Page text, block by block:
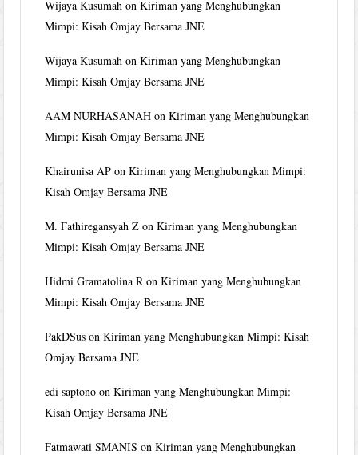
Wijaya Kusumah onKiriman yang Menghubungkan
Mimpi: Kisah Omjay Bersama JNE
Wijaya Kusumah onKiriman yang Menghubungkan
Mimpi: Kisah Omjay Bersama JNE
AAM NURHASANAH onKiriman yang Menghubungkan
Mimpi: Kisah Omjay Bersama JNE
Khairunisa AP onKiriman yang Menghubungkan Mimpi:
Kisah Omjay Bersama JNE
M. Fathiregansyah Z onKiriman yang Menghubungkan
Mimpi: Kisah Omjay Bersama JNE
Hidmi Gramatolina R onKiriman yang Menghubungkan
Mimpi: Kisah Omjay Bersama JNE
PakDSus onKiriman yang Menghubungkan Mimpi: Kisah
Omjay Bersama JNE
edi saptono onKiriman yang Menghubungkan Mimpi:
Kisah Omjay Bersama JNE
Fatmawati SMANIS onKiriman yang Menghubungkan